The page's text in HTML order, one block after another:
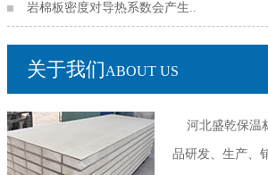
岩棉板密度对导热系数会产生..
关于我们ABOUT US
河北盛乾保温
品研发、生产、